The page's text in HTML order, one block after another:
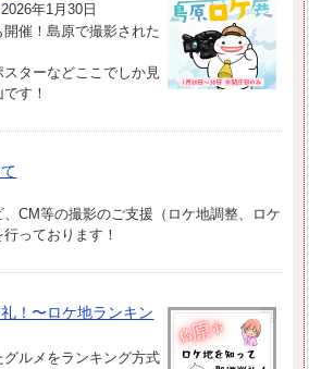
年1月30日
開催！島原で撮影された
ターなどここでしか見
す！
CM等の撮影のご支援（ロケ地調整、ロケ
っております！
！〜ロケ地ランキン
ルメをランキング方式